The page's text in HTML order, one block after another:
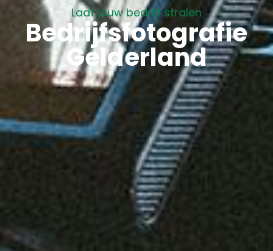
Laat jouw bedrijf stralen
Bedrijfsfotografie
Gelderland